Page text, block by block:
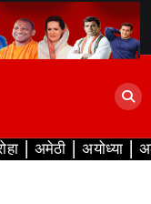
अमेठी अयोध्या